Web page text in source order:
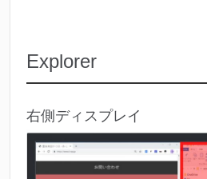
Explorer
右側ディスプレイ